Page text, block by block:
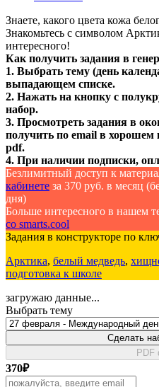
Знаете, какого цвета кожа
Знакомьтесь с символом
интересного!
Как получить задания в
1. Выбрать тему (день
выпадающем списке.
2. Нажать на кнопку с
набор.
3. Просмотреть задания в
получить по email в хорошем
pdf.
4. При наличии подписки,
Безлимитный доступ к
кабинете за 370 руб. в месяц
дня)
Больше интересного в нашем
со smarts.cool
Задания в конструкторе по
Арктика, белый медведь,
подготовка к школе
загружаю данные...
Выбрать тему
Сделать
PDF
370₽